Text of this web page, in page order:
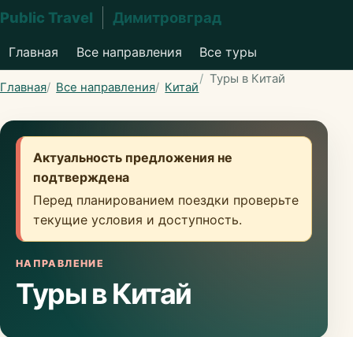
Public Travel Димитровград
Главная Все направления Все туры
Главная Все направления Китай
Туры в Китай
Актуальность предложения не
подтверждена
Перед планированием поездки проверьте
текущие условия и доступность.
НАПРАВЛЕНИЕ
Туры в Китай